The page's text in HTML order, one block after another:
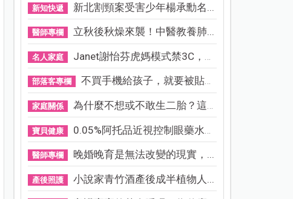
新知快遞 新北割頸案受害少年楊承勳名...
醫師專欄 立秋後秋燥來襲！中醫教養肺...
名人家庭 Janet謝怡芬虎媽模式禁3C，看...
部落客專欄 不買手機給孩子，就要被貼「...
家庭關係 為什麼不想或不敢生二胎？這8...
寶貝健康 0.05%阿托品近視控制眼藥水納...
醫師專欄 晚婚晚育是無法改變的現實，...
產後照護 小說家青竹酒產後成半植物人...